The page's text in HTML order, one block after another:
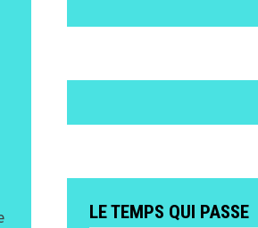
LE TEMPS QUI PASSE